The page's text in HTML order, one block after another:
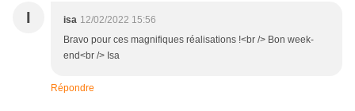
I isa 12/02/2022 15:56
Bravo pour ces magnifiques réalisations !<br /> Bon week-
end<br /> Isa
Répondre